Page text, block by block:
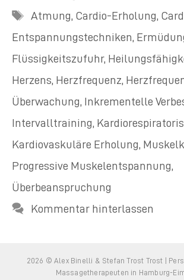
Schlagwörter
Atmung, Cardio-Erholung,
Entspannungstechniken,
Flüssigkeitszufuhr,
Herzens, Herzfrequenz,
Überwachung, Inkrementelle
Intervalltraining,
Kardiovaskuläre Erholung,
Progressive Muskelentspannung,
Überbeanspruchung
Kommentar hinterlassen
2026 © Alex Binelli & Stefan Trost Trost |
Massagetherapeuten in Hamburg-